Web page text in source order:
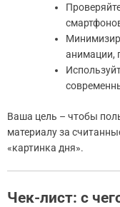
анимации,
Ваша цель – чтобы
материалу за
«картинка дня».
Чек-лист: с